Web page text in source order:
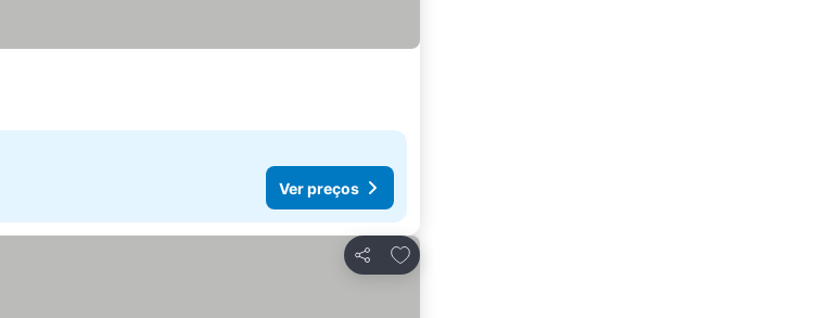
Ver preços
Partilhar
Adicionar aos favoritos